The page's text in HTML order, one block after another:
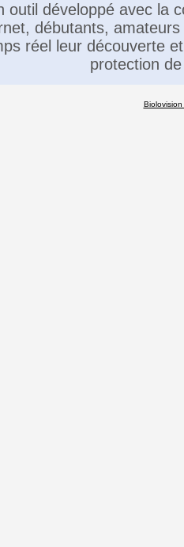
outil développé avec la
débutants,
réel leur découverte
protection
Biolovision